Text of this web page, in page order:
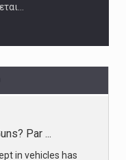
Par ...
in vehicles has